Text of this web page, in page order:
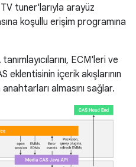
tuner'larıyla arayüz
koşullu erişim programına
ECM'leri ve
eklentisinin içerik akışlarının
almasını sağlar.